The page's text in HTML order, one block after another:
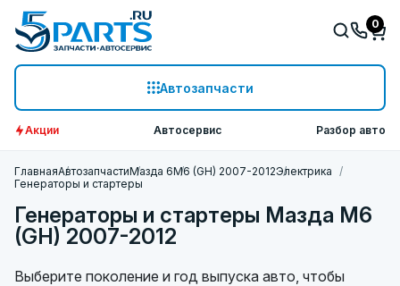
Автозапчасти
0
Акции Автосервис Разбор авто
ГлавнаяАвтозапчастиМазда 6M6 (GH) 2007-2012Электрика
Генераторы и стартеры
Генераторы и стартеры Мазда M6
(GH) 2007-2012
Выберите поколение и год выпуска авто, чтобы